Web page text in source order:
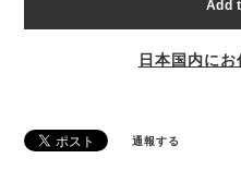
Add
日本国内に
通報する